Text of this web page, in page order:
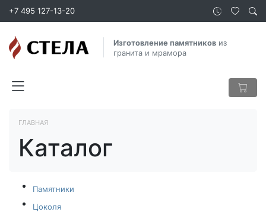
+7 495 127-13-20
Изготовление памятниковиз
гранита и мрамора
ГЛАВНАЯ
Каталог
Памятники
Цоколя